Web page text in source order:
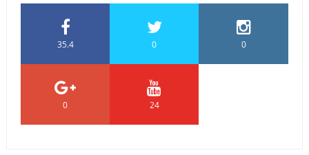
35.4 0 0
0 24